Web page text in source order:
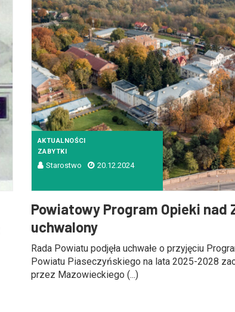
AKTUALNOŚCI
ZABYTKI
Starostwo 20.12.2024
Powiatowy Program Opieki nad
uchwalony
Rada Powiatu podjęła uchwałe o przyjęciu
Powiatu Piaseczyńskiego na lata 2025-2028
przez Mazowieckiego (...)